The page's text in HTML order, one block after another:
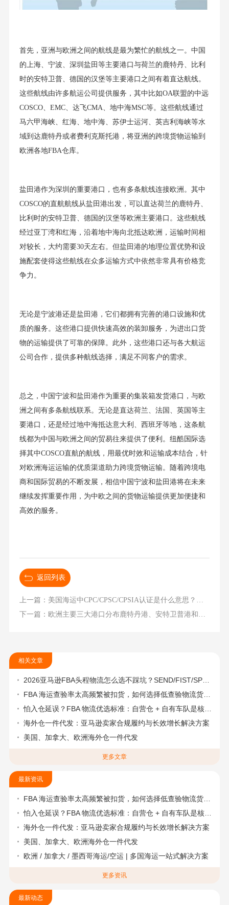
首先，亚洲与欧洲之间的航线是最为繁忙的航线之一。中国
的上海、宁波、深圳盐田等主要港口与荷兰的鹿特丹、比利
时的安特卫普、德国的汉堡等主要港口之间有着直达航线。
这些航线由许多航运公司提供服务，其中比如OA联盟的中远
COSCO、EMC、达飞CMA、地中海MSC等。这些航线通过
马六甲海峡、红海、地中海、苏伊士运河、英吉利海峡等水
域到达鹿特丹或者费利克斯托港，将亚洲的跨境货物运输到
欧洲各地FBA仓库。
盐田港作为深圳的重要港口，也有多条航线连接欧洲。其中
COSCO的直航航线从盐田港出发，可以直达荷兰的鹿特丹、
比利时的安特卫普、德国的汉堡等欧洲主要港口。这些航线
经过亚丁湾和红海，沿着地中海向北抵达欧洲，运输时间相
对较长，大约需要30天左右。但盐田港的地理位置优势和设
施配套使得这些航线在众多运输方式中依然非常具有价格竞
争力。
无论是宁波港还是盐田港，它们都拥有完善的港口设施和优
质的服务。这些港口提供快速高效的装卸服务，为进出口货
物的运输提供了可靠的保障。此外，这些港口还与各大航运
公司合作，提供多种航线选择，满足不同客户的需求。
总之，中国宁波和盐田港作为重要的集装箱发货港口，与欧
洲之间有多条航线联系。无论是直达荷兰、法国、英国等主
要港口，还是经过地中海抵达意大利、西班牙等地，这条航
线都为中国与欧洲之间的贸易往来提供了便利。纽酷国际选
择其中COSCO直航的航线，用最优时效和运输成本结合，针
对欧洲海运运输的优质渠道助力跨境货物运输。随着跨境电
商和国际贸易的不断发展，相信中国宁波和盐田港将在未来
继续发挥重要作用，为中欧之间的货物运输提供更加便捷和
高效的服务。
返回列表
相关文章
2026亚马逊FBA头程物流怎么选不踩坑？SEND/FIST/SPN官方认证物流商，只有这家敢承诺“准达率第一”
FBA 海运查验率太高频繁被扣货，如何选择低查验物流货代？
怕入仓延误？FBA 物流优选标准：自营仓 + 自有车队是核心硬指标
海外仓一件代发：亚马逊卖家合规履约与长效增长解决方案
美国、加拿大、欧洲海外仓一件代发
更多文章
最新资讯
FBA 海运查验率太高频繁被扣货，如何选择低查验物流货代？
怕入仓延误？FBA 物流优选标准：自营仓 + 自有车队是核心硬指标
海外仓一件代发：亚马逊卖家合规履约与长效增长解决方案
美国、加拿大、欧洲海外仓一件代发
欧洲 / 加拿大 / 墨西哥海运/空运 | 多国海运一站式解决方案
更多资讯
最新动态